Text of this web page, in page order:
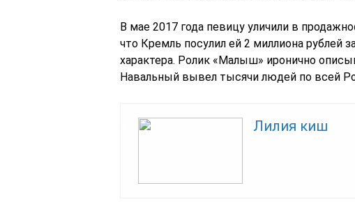
В мае 2017 года певицу уличили в
что Кремль посулил ей 2 миллиона рублей
характера. Ролик «Малыш» иронично
Навальный вывел тысячи людей по всей
Лилия киш